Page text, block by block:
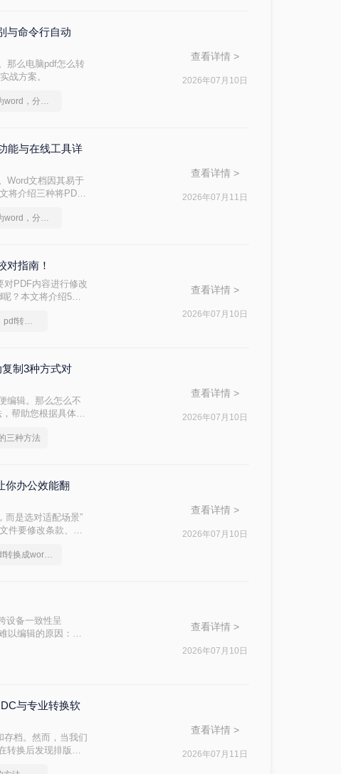
与命令行自动
那么电脑pdf怎么转
战方案。
如何将pdf转换为word，分享一种简单的方法
查看详情 >
2026年07月10日
能与在线工具详
Word文档因其易于
将介绍三种将PDF
如何将pdf转换为word，分享一种简单的方法
查看详情 >
2026年07月11日
对指南！
对PDF内容进行修改
？本文将介绍5种
办公知识科普指南，pdf转换Word的操作方法
查看详情 >
2026年07月10日
制3种方式对
编辑。那么怎么不
帮助您根据具体需
三种方法
查看详情 >
2026年07月10日
你办公效能翻
而是选对适配场景”
件要修改条款、学
电脑上如何把pdf转换成word文档
查看详情 >
2026年07月10日
设备一致性呈
编辑的原因：
查看详情 >
2026年07月10日
与专业转换软
存档。然而，当我们
转换后发现排版混
查看详情 >
2026年07月11日